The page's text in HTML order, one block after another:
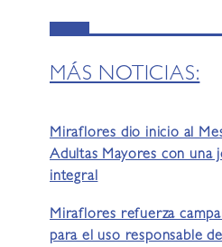
MÁS NOTICIAS:
Miraflores dio inicio al
Adultas Mayores con una
integral
Miraflores refuerza
para el uso responsable